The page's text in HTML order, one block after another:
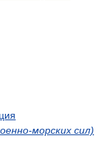
морских сил)